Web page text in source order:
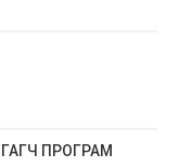
ПРОГРАМ